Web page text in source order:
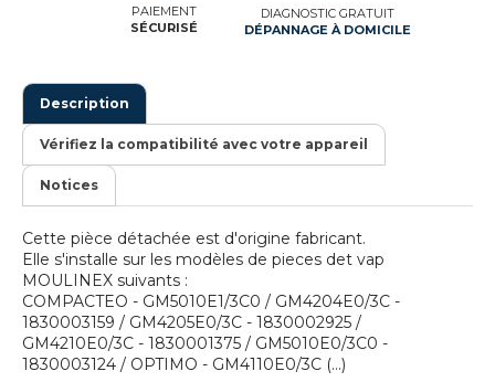
PAIEMENT
SÉCURISÉ
DIAGNOSTIC GRATUIT
DÉPANNAGE À DOMICILE
Description
Vérifiez la compatibilité avec votre appareil
Notices
Cette pièce détachée est d'origine fabricant.
Elle s'installe sur les modèles de pieces det vap
MOULINEX suivants :
COMPACTEO - GM5010E1/3C0 / GM4204E0/3C -
1830003159 / GM4205E0/3C - 1830002925 /
GM4210E0/3C - 1830001375 / GM5010E0/3C0 -
1830003124 / OPTIMO - GM4110E0/3C (...)